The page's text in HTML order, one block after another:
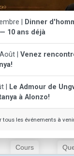
|
Dinner
10 ans déjà
| Venez
|
Le Admour de
à Alonzo!
tous les événements à
Cours